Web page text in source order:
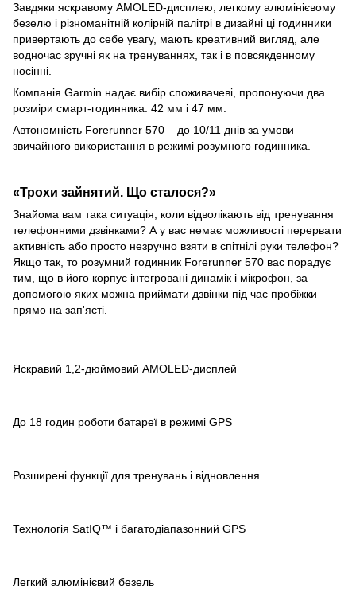
Завдяки яскравому AMOLED-дисплею, легкому алюмінієвому
безелю і різноманітній колірній палітрі в дизайні ці годинники
привертають до себе увагу, мають креативний вигляд, але
водночас зручні як на тренуваннях, так і в повсякденному
носінні.
Компанія Garmin надає вибір споживачеві, пропонуючи два
розміри смарт-годинника: 42 мм і 47 мм.
Автономність Forerunner 570 – до 10/11 днів за умови
звичайного використання в режимі розумного годинника.
«Трохи зайнятий. Що сталося?»
Знайома вам така ситуація, коли відволікають від тренування
телефонними дзвінками? А у вас немає можливості перервати
активність або просто незручно взяти в спітнілі руки телефон?
Якщо так, то розумний годинник Forerunner 570 вас порадує
тим, що в його корпус інтегровані динамік і мікрофон, за
допомогою яких можна приймати дзвінки під час пробіжки
прямо на зап'ясті.
Яскравий 1,2-дюймовий AMOLED-дисплей
До 18 годин роботи батареї в режимі GPS
Розширені функції для тренувань і відновлення
Технологія SatIQ™ і багатодіапазонний GPS
Легкий алюмінієвий безель